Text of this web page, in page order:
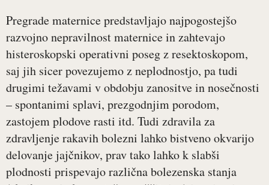
Pregrade maternice predstavljajo najpogostejšo
razvojno nepravilnost maternice in zahtevajo
histeroskopski operativni poseg z resektoskopom,
saj jih sicer povezujemo z neplodnostjo, pa tudi
drugimi težavami v obdobju zanositve in nosečnosti
– spontanimi splavi, prezgodnjim porodom,
zastojem plodove rasti itd. Tudi zdravila za
zdravljenje rakavih bolezni lahko bistveno okvarijo
delovanje jajčnikov, prav tako lahko k slabši
plodnosti prispevajo različna bolezenska stanja